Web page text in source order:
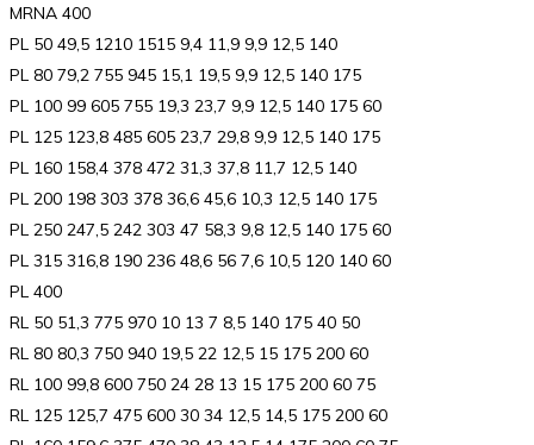
MRNA 400
PL 50 49,5 1210 1515 9,4 11,9 9,9 12,5 140
PL 80 79,2 755 945 15,1 19,5 9,9 12,5 140 175
PL 100 99 605 755 19,3 23,7 9,9 12,5 140 175 60
PL 125 123,8 485 605 23,7 29,8 9,9 12,5 140 175
PL 160 158,4 378 472 31,3 37,8 11,7 12,5 140
PL 200 198 303 378 36,6 45,6 10,3 12,5 140 175
PL 250 247,5 242 303 47 58,3 9,8 12,5 140 175 60
PL 315 316,8 190 236 48,6 56 7,6 10,5 120 140 60
PL 400
RL 50 51,3 775 970 10 13 7 8,5 140 175 40 50
RL 80 80,3 750 940 19,5 22 12,5 15 175 200 60
RL 100 99,8 600 750 24 28 13 15 175 200 60 75
RL 125 125,7 475 600 30 34 12,5 14,5 175 200 60